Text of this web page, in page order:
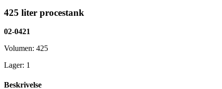
425 liter procestank
02-0421
Volumen: 425
Lager: 1
Beskrivelse